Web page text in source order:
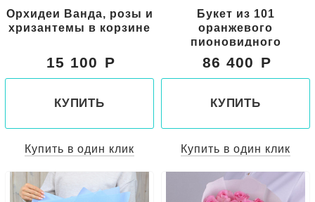
Орхидеи Ванда, розы и
хризантемы в корзине
15 100
КУПИТЬ
Купить в один клик
Букет из 101
оранжевого
пионовидного
тюльпана
86 400
КУПИТЬ
Купить в один клик